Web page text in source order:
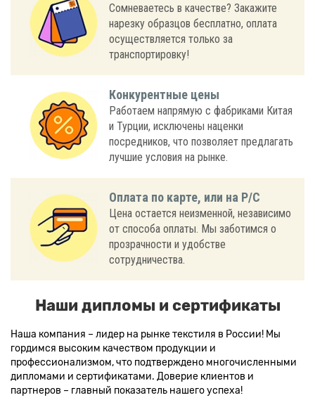
Сомневаетесь в качестве? Закажите
нарезку образцов бесплатно, оплата
осуществляется только за
транспортировку!
Конкурентные цены
Работаем напрямую с фабриками Китая
и Турции, исключены наценки
посредников, что позволяет предлагать
лучшие условия на рынке.
Оплата по карте, или на Р/С
Цена остается неизменной, независимо
от способа оплаты. Мы заботимся о
прозрачности и удобстве
сотрудничества.
Наши дипломы и сертификаты
Наша компания – лидер на рынке текстиля в России! Мы
гордимся высоким качеством продукции и
профессионализмом, что подтверждено многочисленными
дипломами и сертификатами. Доверие клиентов и
партнеров – главный показатель нашего успеха!